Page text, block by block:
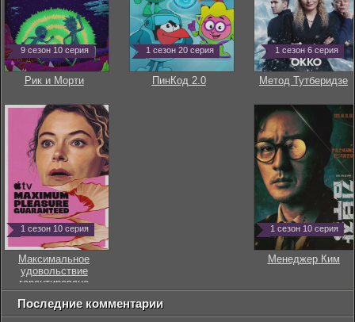
9 сезон 10 серия
Рик и Морти
1 сезон 20 серия
ПинКод 2.0
1 сезон 6 серия
Метод Тутберидзе
1 сезон 10 серия
Максимальное
удовольствие
гарантировано
1 сезон 10 серия
Менеджер Ким
Последние комментарии